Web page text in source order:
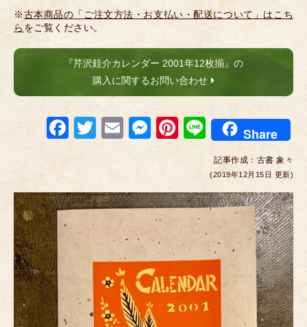
※古本商品の「ご注文方法・お支払い・配送について」はこち
ら をご覧ください。
『芹沢銈介カレンダー 2001年12枚揃』の
購入に関するお問い合わせ
F
e
b
o
T
tt
er
E M
e
n
g
er
Pi
nt
er
e
st
Li
n
e
Share
記事作成： 古書 象々
(2019年12月15日 更新)